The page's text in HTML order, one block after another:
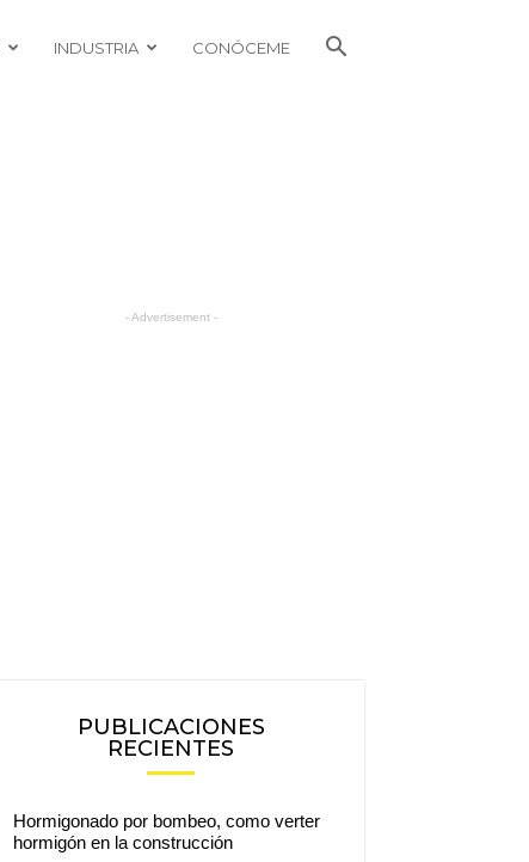
INDUSTRIA CONÓCEME
- Advertisement -
PUBLICACIONES
RECIENTES
Hormigonado por bombeo, como verter
hormigón en la construcción